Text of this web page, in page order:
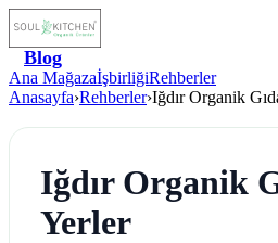
Blog
Ana MağazaİşbirliğiRehberler
Anasayfa›Rehberler›Iğdır Organik
Iğdır Organik
Yerler